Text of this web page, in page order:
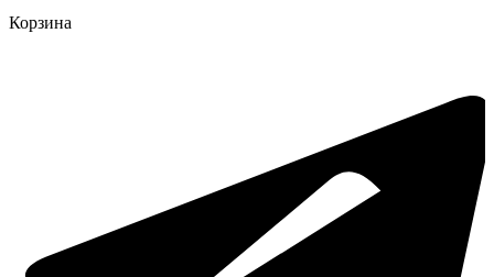
Корзина